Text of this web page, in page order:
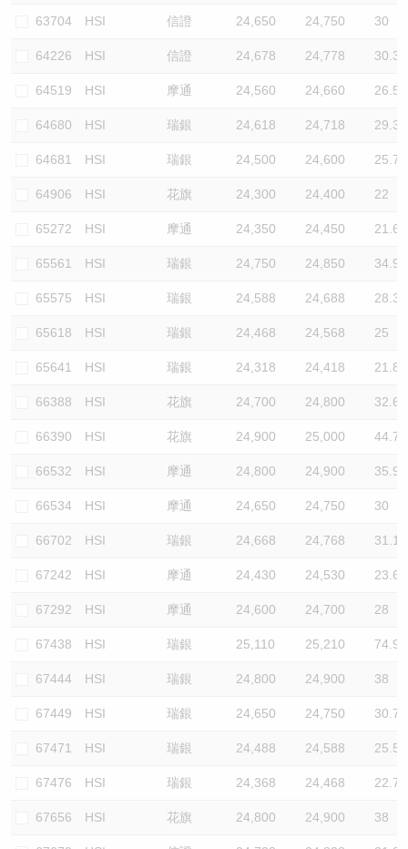
63704 HSI 信證 24,650 24,750 30
64226 HSI 信證 24,678 24,778 30.3
64519 HSI 摩通 24,560 24,660 26.5
64680 HSI 瑞銀 24,618 24,718 29.3
64681 HSI 瑞銀 24,500 24,600 25.7
64906 HSI 花旗 24,300 24,400 22
65272 HSI 摩通 24,350 24,450 21.6
65561 HSI 瑞銀 24,750 24,850 34.9
65575 HSI 瑞銀 24,588 24,688 28.3
65618 HSI 瑞銀 24,468 24,568 25
65641 HSI 瑞銀 24,318 24,418 21.8
66388 HSI 花旗 24,700 24,800 32.6
66390 HSI 花旗 24,900 25,000 44.7
66532 HSI 摩通 24,800 24,900 35.9
66534 HSI 摩通 24,650 24,750 30
66702 HSI 瑞銀 24,668 24,768 31.1
67242 HSI 摩通 24,430 24,530 23.6
67292 HSI 摩通 24,600 24,700 28
67438 HSI 瑞銀 25,110 25,210 74.9
67444 HSI 瑞銀 24,800 24,900 38
67449 HSI 瑞銀 24,650 24,750 30.7
67471 HSI 瑞銀 24,488 24,588 25.5
67476 HSI 瑞銀 24,368 24,468 22.7
67656 HSI 花旗 24,800 24,900 38